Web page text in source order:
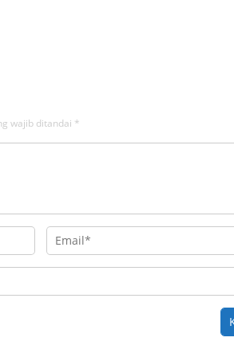
wajib ditandai *